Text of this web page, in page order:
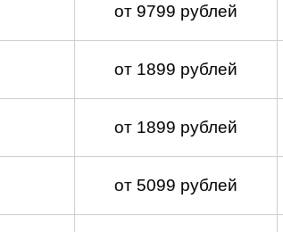
от 9799 рублей
от 1899 рублей
от 1899 рублей
от 5099 рублей